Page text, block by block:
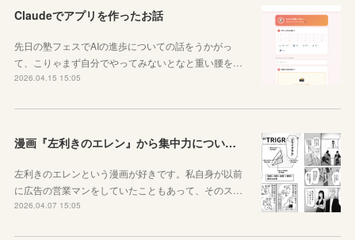
Claudeでアプリを作ったお話
先日の塾フェスでAIの進歩についての話をうかがっ
て、こりゃまず自分でやってみないとなと重い腰を…
2026.04.15 15:05
漫画『左利きのエレン』から集中力について学ぼう
左利きのエレンという漫画が好きです。私自身が以前
に広告の営業マンをしていたこともあって、そのス…
2026.04.07 15:05